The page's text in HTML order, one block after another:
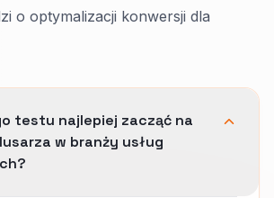
o optymalizacji konwersji dla
testu najlepiej zacząć na
w branży usług